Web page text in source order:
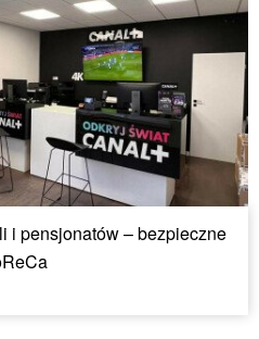
i pensjonatów – bezpieczne